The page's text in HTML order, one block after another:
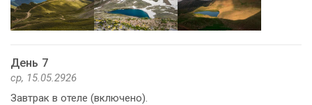
День 7
ср, 15.05.2926
Завтрак в отеле (включено).